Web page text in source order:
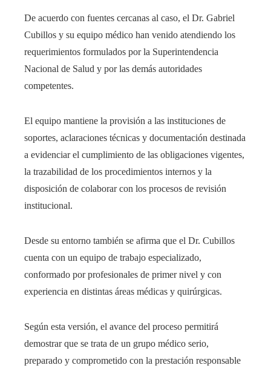
De acuerdo con fuentes cercanas al caso, el Dr. Gabriel
Cubillos y su equipo médico han venido atendiendo los
requerimientos formulados por la Superintendencia
Nacional de Salud y por las demás autoridades
competentes.
El equipo mantiene la provisión a las instituciones de
soportes, aclaraciones técnicas y documentación destinada
a evidenciar el cumplimiento de las obligaciones vigentes,
la trazabilidad de los procedimientos internos y la
disposición de colaborar con los procesos de revisión
institucional.
Desde su entorno también se afirma que el Dr. Cubillos
cuenta con un equipo de trabajo especializado,
conformado por profesionales de primer nivel y con
experiencia en distintas áreas médicas y quirúrgicas.
Según esta versión, el avance del proceso permitirá
demostrar que se trata de un grupo médico serio,
preparado y comprometido con la prestación responsable